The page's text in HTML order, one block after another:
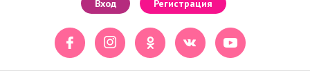
Вход Регистрация